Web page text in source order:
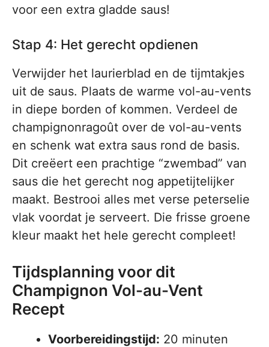
voor een extra gladde saus!
Stap 4: Het gerecht opdienen
Verwijder het laurierblad en de tijmtakjes
uit de saus. Plaats de warme vol-au-vents
in diepe borden of kommen. Verdeel de
champignonragoût over de vol-au-vents
en schenk wat extra saus rond de basis.
Dit creëert een prachtige “zwembad” van
saus die het gerecht nog appetijtelijker
maakt. Bestrooi alles met verse peterselie
vlak voordat je serveert. Die frisse groene
kleur maakt het hele gerecht compleet!
Tijdsplanning voor dit
Champignon Vol-au-Vent
Recept
Voorbereidingstijd: 20 minuten